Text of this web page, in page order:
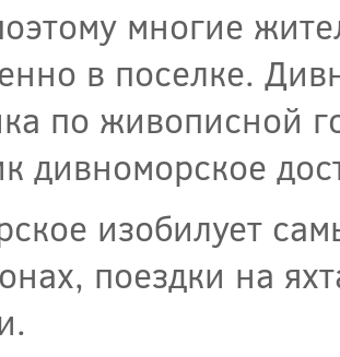
многие
в поселке.
по живописной
дивноморское
изобилует
поездки на